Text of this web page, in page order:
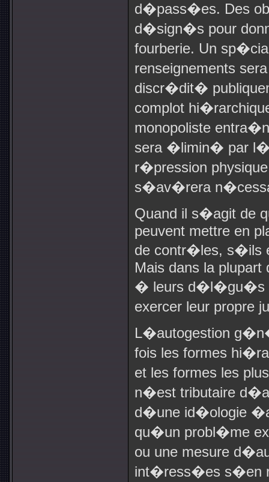
d�pass�es. Des
d�sign�s pour
fourberie. Un
renseignements
discr�dit�
complot
monopoliste
sera �limin� par
r�pression
s�av�rera
Quand il s�agit de
peuvent mettre en
de contr�les, s�ils
Mais dans la plupart
� leurs d�l�gu�s
exercer leur propre
L�autogestion
fois les formes
et les formes les
n�est tributaire
d�une id�ologie
qu�un probl�me
ou une mesure
int�ress�es s�en